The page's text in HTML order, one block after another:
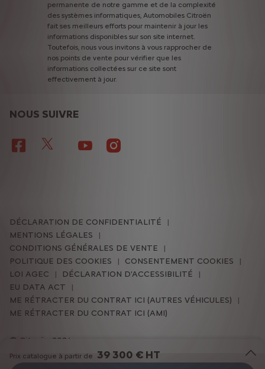
Prix catalogue à partir de 39 300 € HT
permanente de notre gamme et de la complexité
des systèmes informatiques, Automobiles Citroën
fait ses meilleurs efforts pour maintenir à jour les
informations disponibles sur son site internet.
Toutefois, nous vous invitons à vous rapprocher de
nos points de vente pour vérifier que les
informations collectées sur ce site sont
effectivement à jour.
NOUS SUIVRE
Citroën 2026
DÉCLARATION DE CONFIDENTIALITÉ
MENTIONS LÉGALES
CONDITIONS GÉNÉRALES DE VENTE
POLITIQUE DES COOKIES
CONSENTEMENT COOKIES
LOI AGEC
DÉCLARATION D'ACCESSIBILITÉ
EU DATA ACT
ME RÉTRACTER DU CONTRAT ICI (AUTRES VÉHICULES)
ME RÉTRACTER DU CONTRAT ICI (AMI)
Pour les trajets courts, privilégiez la marche ou le